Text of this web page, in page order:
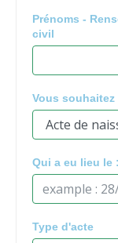
Prénoms -
civil
Vous
Qui a eu lieu le :
Type d'acte